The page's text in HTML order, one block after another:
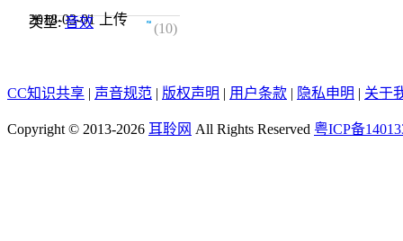
2018-03-01上传
类型:音效 4.1(10)
CC知识共享 | 声音规范 | 版权声明 | 用户条款 | 隐私申明 | 关于
Copyright © 2013-2026 耳聆网 All Rights Reserved 粤ICP备